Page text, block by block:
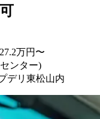
万円〜
ンター)
デリ東松山内